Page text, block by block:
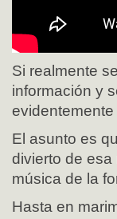
Si realmente
información y
El asunto es
divierto de esa
música de la
Hasta en